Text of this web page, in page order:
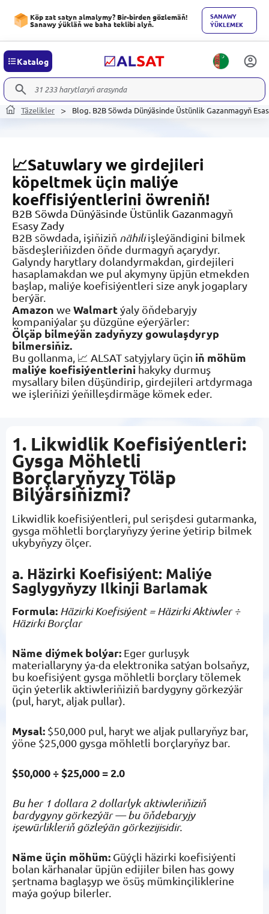
Köp zat satyn almalymy? Bir-birden gözlemäň!
Sanawy ýükläň we baha teklibi alyň.
SANAWY
ÝÜKLEMEK
Katalog
Täzelikler Blog. B2B Söwda Dünýäsinde Üstünlik Gazanmagyň
📈Satuwlary we girdejileri
köpeltmek üçin maliýe
koeffisiýentlerini öwreniň!
B2B Söwda Dünýäsinde Üstünlik Gazanmagyň
Esasy Zady
B2B söwdada, işiňiziň nähiliişleýändigini bilmek
bäsdeşleriňizden öňde durmagyň açarydyr.
Galyndy harytlary dolandyrmakdan, girdejileri
hasaplamakdan we pul akymyny üpjün etmekden
başlap, maliýe koefisiýentleri size anyk jogaplary
berýär.
Amazon we Walmartýaly öňdebaryjy
kompaniýalar şu düzgüne eýerýärler:
Ölçäp bilmeýän zadyňyzy gowulaşdyryp
bilmersiňiz.
Bu gollanma, 📈 ALSAT satyjylary üçin iň möhüm
maliýe koefisiýentlerini hakyky durmuş
mysallary bilen düşündirip, girdejileri artdyrmaga
we işleriňizi ýeňilleşdirmäge kömek eder.
1. Likwidlik Koefisiýentleri:
Gysga Möhletli
Borçlaryňyzy Töläp
Bilýärsiňizmi?
Likwidlik koefisiýentleri, pul serişdesi gutarmanka,
gysga möhletli borçlaryňyzy ýerine ýetirip bilmek
ukybyňyzy ölçer.
a. Häzirki Koefisiýent: Maliýe
Saglygyňyzy Ilkinji Barlamak
Formula: Häzirki Koefisiýent = Häzirki Aktiwler ÷
Häzirki Borçlar
Näme diýmek bolýar: Eger gurluşyk
materiallaryny ýa-da elektronika satýan bolsaňyz,
bu koefisiýent gysga möhletli borçlary tölemek
üçin ýeterlik aktiwleriňiziň bardygyny görkezýär
(pul, haryt, aljak pullar).
Mysal: $50,000 pul, haryt we aljak pullaryňyz bar,
ýöne $25,000 gysga möhletli borçlaryňyz bar.
$50,000 ÷ $25,000 = 2.0
Bu her 1 dollara 2 dollarlyk aktiwleriňiziň
bardygyny görkezýär — bu öňdebaryjy
işewürlikleriň gözleýän görkezijisidir.
Näme üçin möhüm: Güýçli häzirki koefisiýenti
bolan kärhanalar üpjün edijiler bilen has gowy
şertnama baglaşyp we ösüş mümkinçiliklerine
maýa goýup bilerler.